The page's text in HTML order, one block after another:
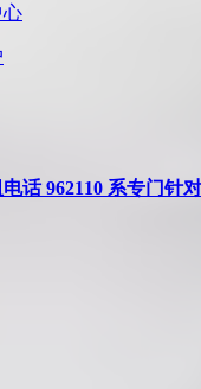
心
话 962110 系专门针